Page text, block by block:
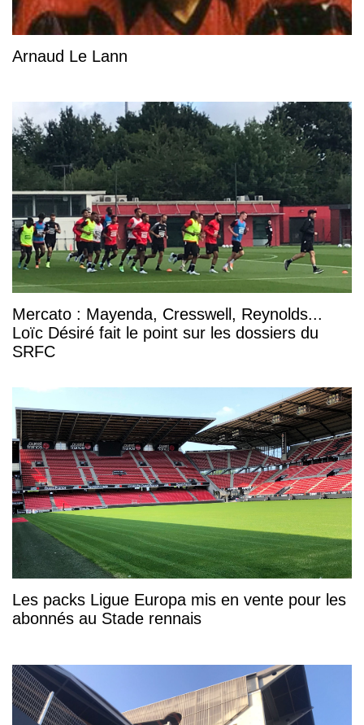
Arnaud Le Lann
Mercato : Mayenda, Cresswell, Reynolds...
Loïc Désiré fait le point sur les dossiers du
SRFC
Les packs Ligue Europa mis en vente pour les
abonnés au Stade rennais